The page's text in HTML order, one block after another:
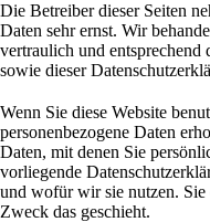
Die Betreiber dieser Seiten
Daten sehr ernst. Wir
vertraulich und entsprechend
sowie dieser
Wenn Sie diese Website
personenbezogene Daten
Daten, mit denen Sie
vorliegende
und wofür wir sie nutzen.
Zweck das geschieht.